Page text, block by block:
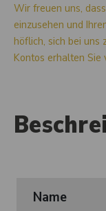
Wir freuen uns,
einzusehen und
höflich, sich bei uns
Kontos erhalten Sie
Name